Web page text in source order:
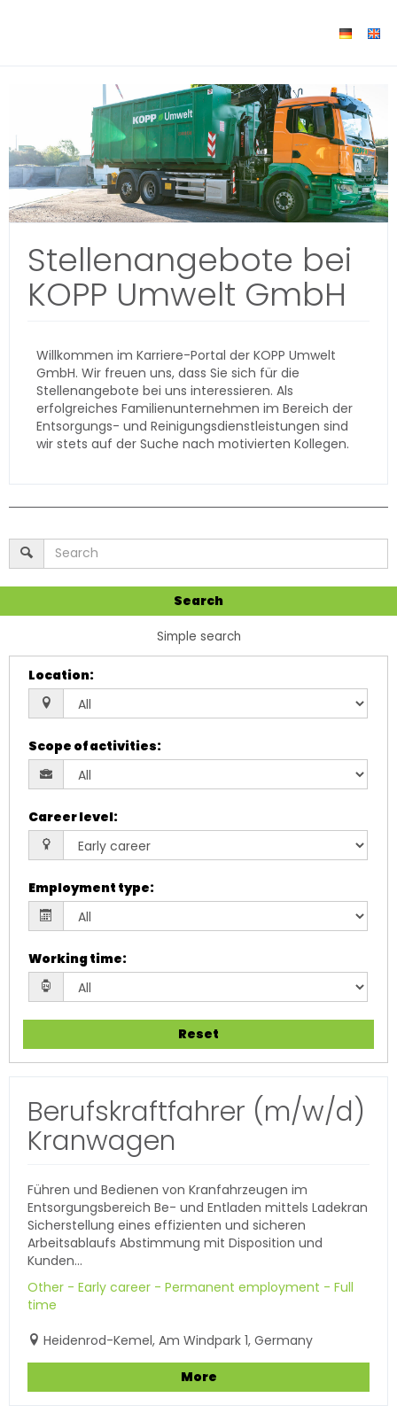
Stellenangebote bei
KOPP Umwelt GmbH
Willkommen im Karriere-Portal der KOPP Umwelt
GmbH. Wir freuen uns, dass Sie sich für die
Stellenangebote bei uns interessieren. Als
erfolgreiches Familienunternehmen im Bereich der
Entsorgungs- und Reinigungsdienstleistungen sind
wir stets auf der Suche nach motivierten Kollegen.
Search
Simple search
Location:
Scope of activities:
Career level:
Employment type:
Working time:
Reset
Berufskraftfahrer (m/w/d)
Kranwagen
Führen und Bedienen von Kranfahrzeugen im
Entsorgungsbereich Be- und Entladen mittels Ladekran
Sicherstellung eines effizienten und sicheren
Arbeitsablaufs Abstimmung mit Disposition und
Kunden...
Other - Early career - Permanent employment - Full
time
Heidenrod-Kemel, Am Windpark 1, Germany
More